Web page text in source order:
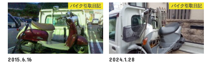
バイク引取日記
2015.6.16
バイク引取日記
2024.1.28